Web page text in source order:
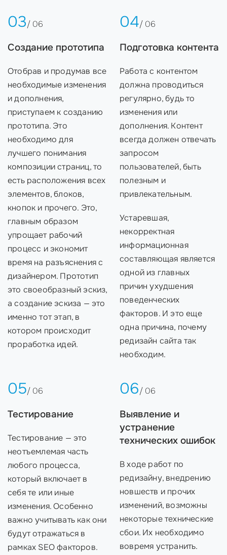
03/ 06
Создание прототипа
Отобрав и продумав все
необходимые изменения
и дополнения,
приступаем к созданию
прототипа. Это
необходимо для
лучшего понимания
композиции страниц, то
есть расположения всех
элементов, блоков,
кнопок и прочего. Это,
главным образом
упрощает рабочий
процесс и экономит
время на разъяснения с
дизайнером. Прототип
это своеобразный эскиз,
а создание эскиза — это
именно тот этап, в
котором происходит
проработка идей.
04/ 06
Подготовка контента
Работа с контентом
должна проводиться
регулярно, будь то
изменения или
дополнения. Контент
всегда должен отвечать
запросом
пользователей, быть
полезным и
привлекательным.
Устаревшая,
некорректная
информационная
составляющая является
одной из главных
причин ухудшения
поведенческих
факторов. И это еще
одна причина, почему
редизайн сайта так
необходим.
05/ 06
Тестирование
Тестирование — это
неотъемлемая часть
любого процесса,
который включает в
себя те или иные
изменения. Особенно
важно учитывать как они
будут отражаться в
рамках SEO факторов.
06/ 06
Выявление и
устранение
технических ошибок
В ходе работ по
редизайну, внедрению
новшеств и прочих
изменений, возможны
некоторые технические
сбои. Их необходимо
вовремя устранить.